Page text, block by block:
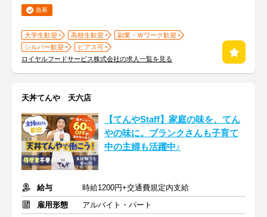
急募
大学生歓迎 高校生歓迎
副業・Ｗワーク歓迎
シルバー歓迎
ピアス可
ロイヤルフードサービス株式会社の求人一覧を見る
天丼てんや 天六店
【てんやStaff】家庭の味を、てん
やの味に。ブランクさんも子育て
中の主婦も活躍中♪
給与
時給1200円+交通費規定内支給
雇用形態
アルバイト・パート